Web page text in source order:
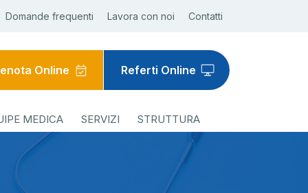
Domande frequenti Lavora con noi Contatti
Online Referti Online
MEDICA SERVIZI STRUTTURA